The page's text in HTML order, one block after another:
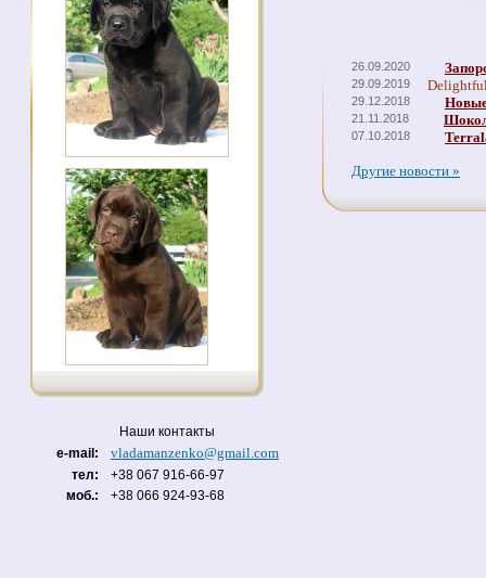
Наши контакты
e-mail:
vladamanzenko@gmail.com
тел:
+38 067 916-66-97
моб.:
+38 066 924-93-68
26.09.2020
29.09.2019
29.12.2018
21.11.2018
07.10.2018
Другие новости »